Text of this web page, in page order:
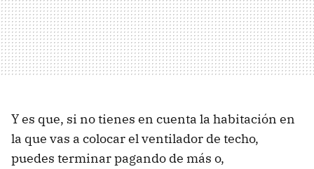
Y es que, si no tienes en cuenta la habitación en
la que vas a colocar el ventilador de techo,
puedes terminar pagando de más o,